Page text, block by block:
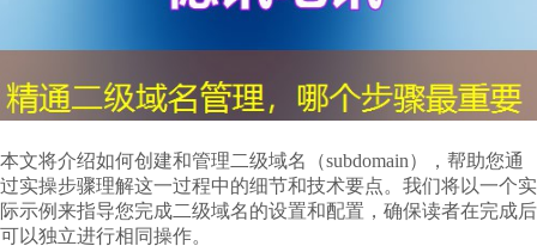
本文将介绍如何创建和管理二级域名（subdomain），帮助您通
过实操步骤理解这一过程中的细节和技术要点。我们将以一个实
际示例来指导您完成二级域名的设置和配置，确保读者在完成后
可以独立进行相同操作。